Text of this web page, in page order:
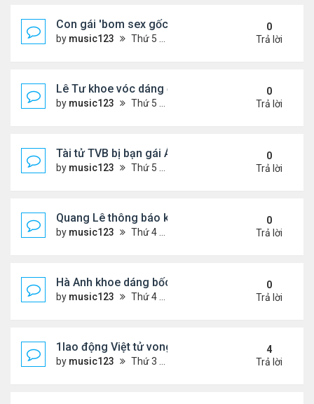
Con gái 'bom sex gốc Việt' đón tuổi 18
by music123 Thứ 5 Tháng 7 30, 2026 6:30 pm
0
Trả lời
Lê Tư khoe vóc dáng ở châu Âu
by music123 Thứ 5 Tháng 7 30, 2026 6:23 pm
0
Trả lời
Tài tử TVB bị bạn gái Á hậu phản bội giờ ra sao?
by music123 Thứ 5 Tháng 7 30, 2026 6:18 pm
0
Trả lời
Quang Lê thông báo khẩn cấp
by music123 Thứ 4 Tháng 7 29, 2026 5:52 pm
0
Trả lời
Hà Anh khoe dáng bốc lửa của ở Maldives
by music123 Thứ 4 Tháng 7 29, 2026 5:48 pm
0
Trả lời
1lao động Việt tử vong trong trận động đất ở Nhật
by music123 Thứ 3 Tháng 7 28, 2026 4:16 pm
4
Trả lời